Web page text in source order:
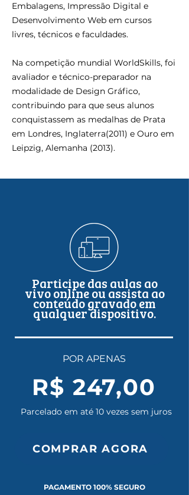
Embalagens, Impressão Digital e
Desenvolvimento Web em cursos
livres, técnicos e faculdades.
Na competição mundial WorldSkills, foi
avaliador e técnico-preparador na
modalidade de Design Gráfico,
contribuindo para que seus alunos
conquistassem as medalhas de Prata
em Londres, Inglaterra(2011) e Ouro em
Leipzig, Alemanha (2013).
Participe das aulas ao
vivo online ou assista ao
conteúdo gravado em
qualquer dispositivo.
POR APENAS
R$ 247,00
Parcelado em até 10 vezes sem juros
COMPRAR AGORA
PAGAMENTO 100% SEGURO